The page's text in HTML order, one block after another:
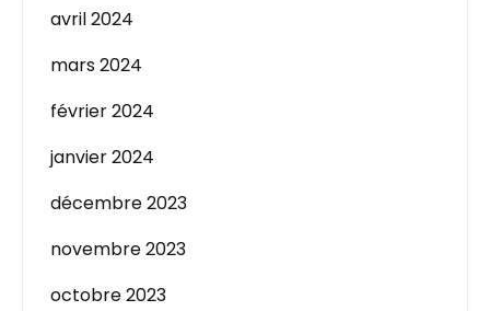
avril 2024
mars 2024
février 2024
janvier 2024
décembre 2023
novembre 2023
octobre 2023